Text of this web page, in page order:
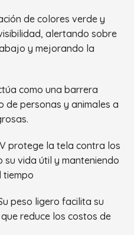
de colores verde y
alertando sobre
y mejorando la
como una barrera
de personas y animales a
protege la tela contra los
vida útil y manteniendo
tiempo
peso ligero facilita su
reduce los costos de